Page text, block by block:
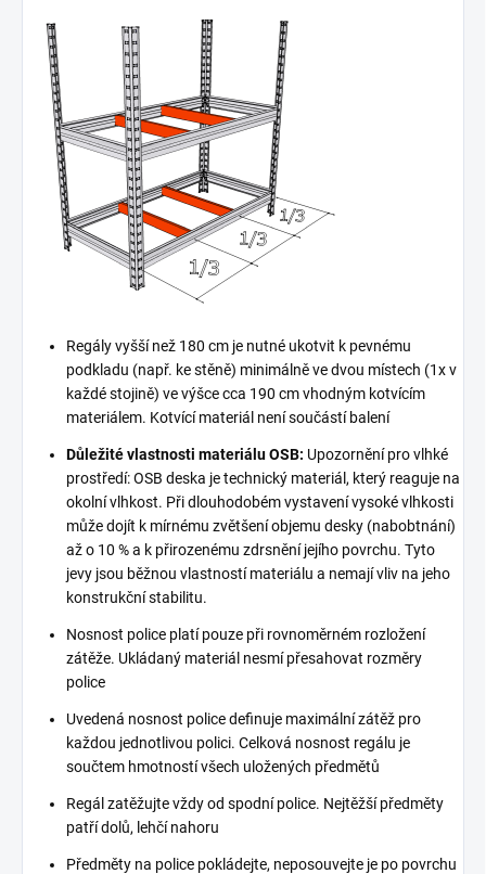
Regály vyšší než 180 cm je nutné ukotvit k pevnému
podkladu (např. ke stěně) minimálně ve dvou místech (1x v
každé stojině) ve výšce cca 190 cm vhodným kotvícím
materiálem. Kotvící materiál není součástí balení
Důležité vlastnosti materiálu OSB: Upozornění pro vlhké
prostředí: OSB deska je technický materiál, který reaguje na
okolní vlhkost. Při dlouhodobém vystavení vysoké vlhkosti
může dojít k mírnému zvětšení objemu desky (nabobtnání)
až o 10 % a k přirozenému zdrsnění jejího povrchu. Tyto
jevy jsou běžnou vlastností materiálu a nemají vliv na jeho
konstrukční stabilitu.
Nosnost police platí pouze při rovnoměrném rozložení
zátěže. Ukládaný materiál nesmí přesahovat rozměry
police
Uvedená nosnost police definuje maximální zátěž pro
každou jednotlivou polici. Celková nosnost regálu je
součtem hmotností všech uložených předmětů
Regál zatěžujte vždy od spodní police. Nejtěžší předměty
patří dolů, lehčí nahoru
Předměty na police pokládejte, neposouvejte je po povrchu